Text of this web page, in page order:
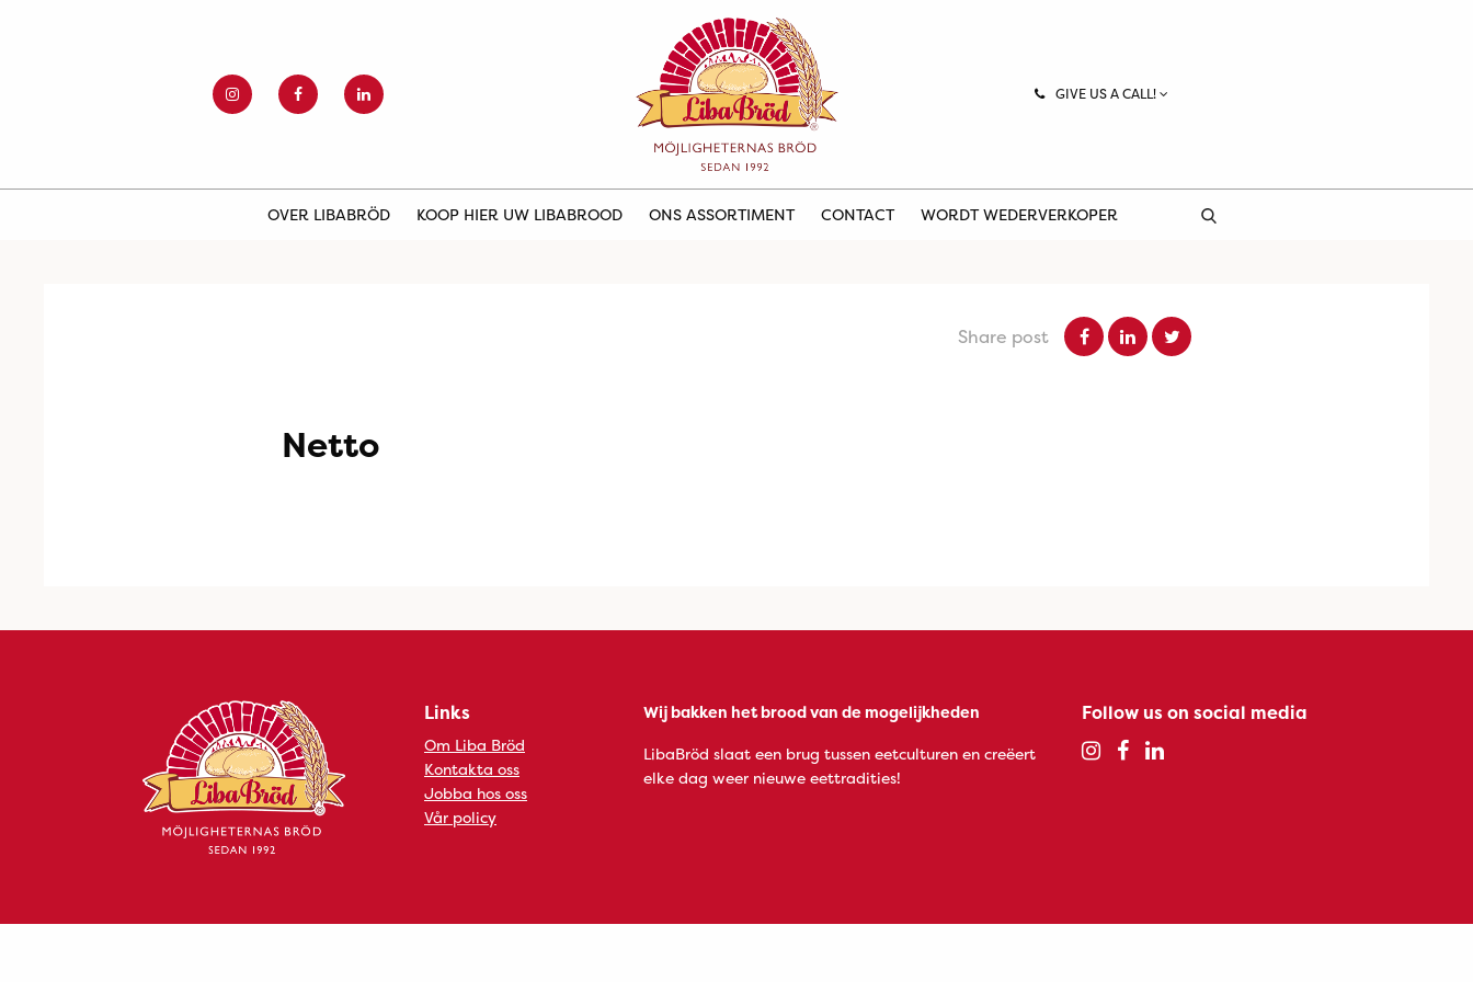
GIVE US A CALL!
OVER LIBABRÖD KOOP HIER UW LIBABROOD ONS ASSORTIMENT CONTACT WORDT WEDERVERKOPER
Share post
Netto
Links
Om Liba Bröd
Kontakta oss
Jobba hos oss
Vår policy
Wij bakken het brood van de mogelijkheden
LibaBröd slaat een brug tussen eetculturen en creëert
elke dag weer nieuwe eettradities!
Follow us on social media